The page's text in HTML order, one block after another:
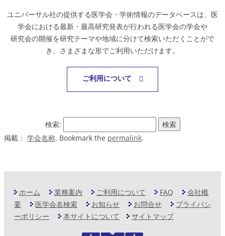
ユニバーサル社の提供する医学会・学術情報のデータベースは、医
学会における最新・最高研究発表が行われる医学会の学会や
研究会の開催を研究テーマや地域に分けて検索いただくことがで
き、さまざまな形でご利用いただけます。
ご利用について
検索:
掲載： 学会名称. Bookmark the permalink.
ホーム 業務案内 ご利用について FAQ
会社概
要
医学会名検索 お知らせ お問合せ
プライバシ
ーポリシー
本サイトについて サイトマップ